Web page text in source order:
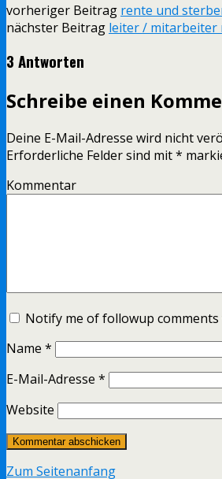
vorheriger Beitrag rente und
nächster Beitrag leiter / mitarbeiter
3 Antworten
Schreibe einen
Deine E-Mail-Adresse wird nicht
Erforderliche Felder sind mit*
Kommentar
Notify me of followup comments
Name *
E-Mail-Adresse *
Website
Zum Seitenanfang